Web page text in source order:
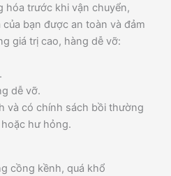
hóa trước khi vận chuyển,
bạn được an toàn và đảm
giá trị cao, hàng dễ vỡ:
dễ vỡ.
và có chính sách bồi thường
hư hỏng.
cồng kềnh, quá khổ